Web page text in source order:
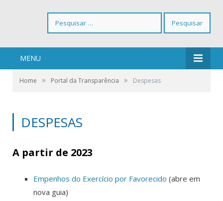
por:
MENU
Home » Portal da Transparência » Despesas
DESPESAS
A partir de 2023
Empenhos do Exercício por Favorecido (abre em
nova guia)